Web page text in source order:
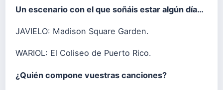
Un escenario con el que soñáis estar algún día…
JAVIELO: Madison Square Garden.
WARIOL: El Coliseo de Puerto Rico.
¿Quién compone vuestras canciones?